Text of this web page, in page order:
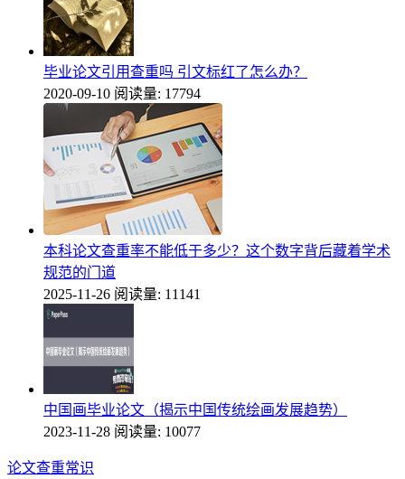
毕业论文引用查重吗 引文标红了怎么办？
2020-09-10 阅读量: 17794
本科论文查重率不能低于多少？这个数字背后藏着学术
规范的门道
2025-11-26 阅读量: 11141
中国画毕业论文（揭示中国传统绘画发展趋势）
2023-11-28 阅读量: 10077
论文查重常识